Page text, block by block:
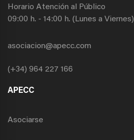
Horario Atención al Público
09:00 h. - 14:00 h. (Lunes a Viernes)
asociacion@apecc.com
(+34) 964 227 166
APECC
Asociarse